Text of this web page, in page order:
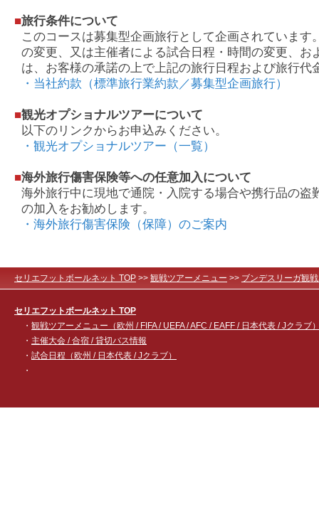
■旅行条件について
このコースは募集型企画旅行として企画されています
の変更、又は主催者による試合日程・時間の変更、お
は、お客様の承諾の上で上記の旅行日程および旅行代
・当社約款（標準旅行業約款／募集型企画旅行）
■観光オプショナルツアーについて
以下のリンクからお申込みください。
・観光オプショナルツアー（一覧）
■海外旅行傷害保険等への任意加入について
海外旅行中に現地で通院・入院する場合や携行品の盗
の加入をお勧めします。
・海外旅行傷害保険（保障）のご案内
セリエフットボールネット TOP >> 観戦ツアーメニュー >> ブンデスリーガ観
セリエフットボールネット TOP
・ 観戦ツアーメニュー（欧州 / FIFA / UEFA / AFC / EAFF / 日本代表 / Jクラブ
・ 主催大会 / 合宿 / 貸切バス情報
・ 試合日程（欧州 / 日本代表 / Jクラブ）
・